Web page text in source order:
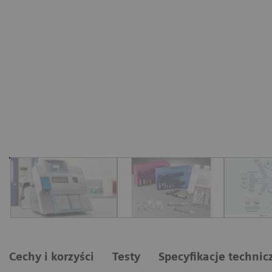
Cechy i korzyści Testy Specyfikacje